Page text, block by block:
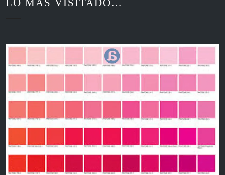
LO MAS VISITADO...